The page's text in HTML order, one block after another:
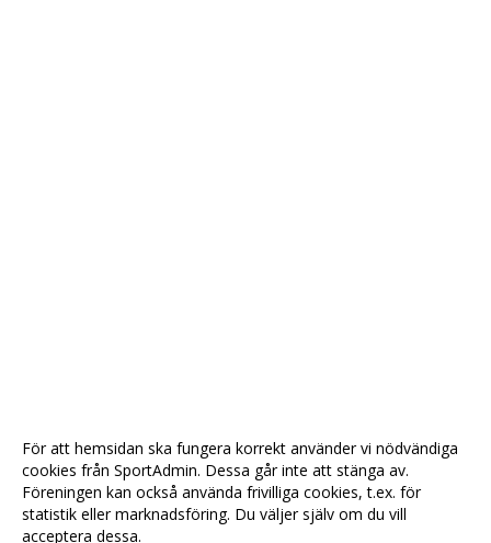
För att hemsidan ska fungera korrekt använder vi nödvändiga
cookies från SportAdmin. Dessa går inte att stänga av.
Föreningen kan också använda frivilliga cookies, t.ex. för
statistik eller marknadsföring. Du väljer själv om du vill
acceptera dessa.